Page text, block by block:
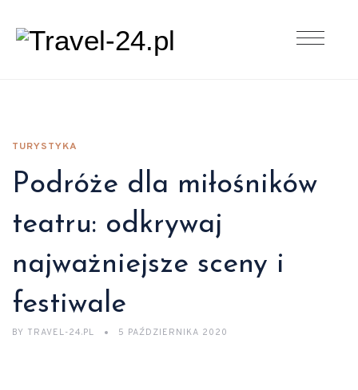
TURYSTYKA
Podróże dla miłośników
teatru: odkrywaj
najważniejsze sceny i
festiwale
BY TRAVEL-24.PL 5 PAŹDZIERNIKA 2020